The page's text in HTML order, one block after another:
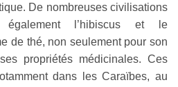
De nombreuses civilisations
également l’hibiscus et le
de thé, non seulement pour son
propriétés médicinales. Ces
dans les Caraïbes, au